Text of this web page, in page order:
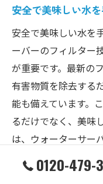
安全で美味しい水
安全で美味しい水を
ーバーのフィルター
が重要です。最新の
有害物質を除去する
能も備えています。
るだけでなく、美味
は、ウォーターサー
メンテナンスサー
す。そして、自分
0120-479-